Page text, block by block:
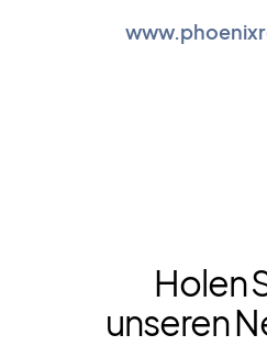
Holen
unseren